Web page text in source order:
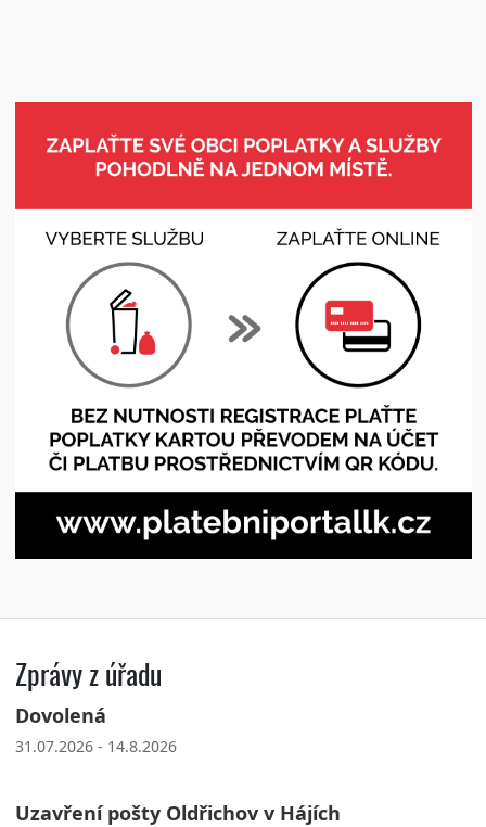
Zprávy z úřadu
Dovolená
31.07.2026 - 14.8.2026
Uzavření pošty Oldřichov v Hájích